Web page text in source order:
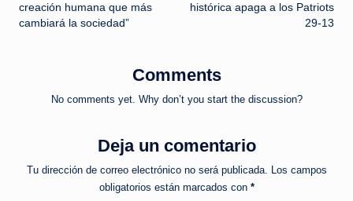
creación humana que más
cambiará la sociedad”
histórica apaga a los Patriots
29-13
Comments
No comments yet. Why don’t you start the discussion?
Deja un comentario
Tu dirección de correo electrónico no será publicada. Los campos
obligatorios están marcados con *